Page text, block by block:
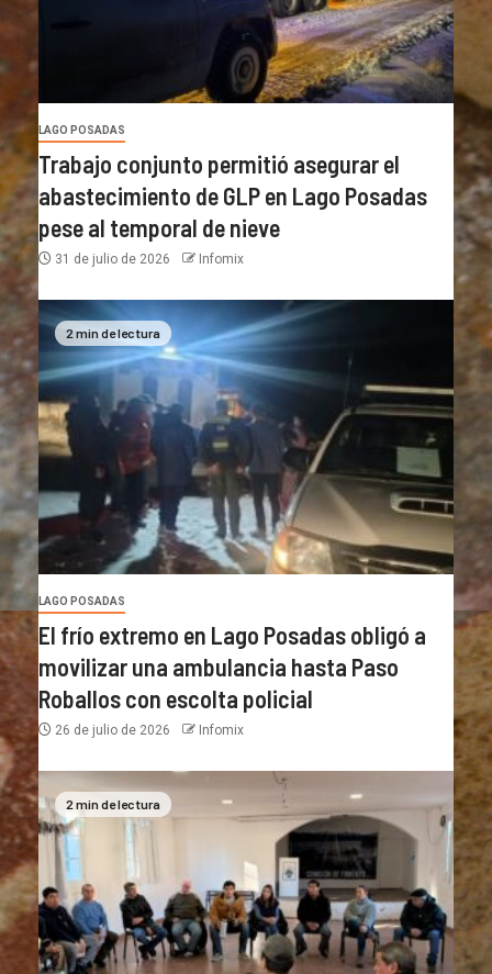
LAGO POSADAS
Trabajo conjunto permitió asegurar el
abastecimiento de GLP en Lago Posadas
pese al temporal de nieve
31 de julio de 2026 Infomix
2 min de lectura
LAGO POSADAS
El frío extremo en Lago Posadas obligó a
movilizar una ambulancia hasta Paso
Roballos con escolta policial
26 de julio de 2026 Infomix
2 min de lectura